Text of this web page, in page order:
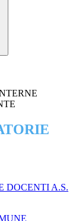
DOCENTI A.S.